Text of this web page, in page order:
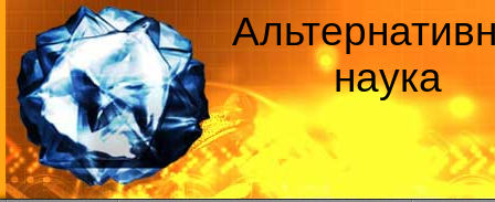
наука